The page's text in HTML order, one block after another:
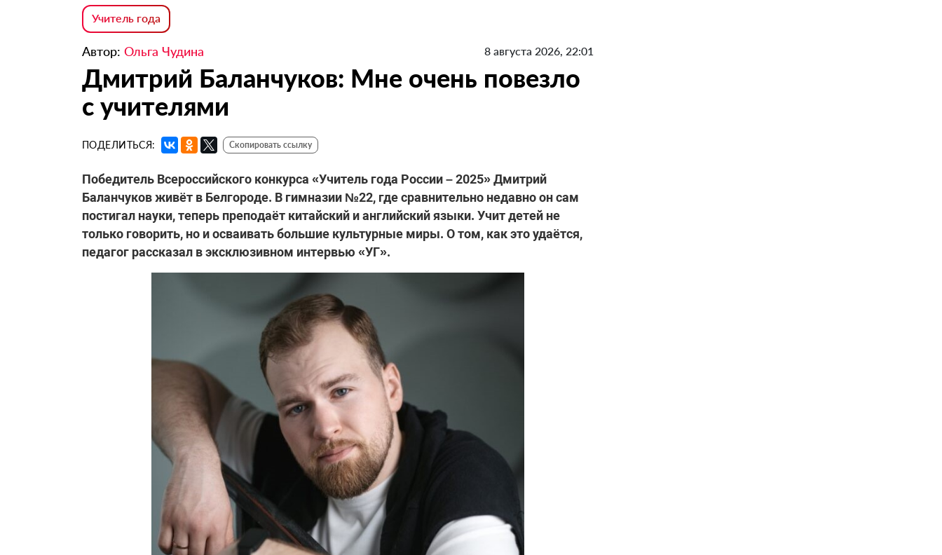
Учитель года
Автор: Ольга Чудина 8 августа 2026, 22:01
Дмитрий Баланчуков: Мне очень повезло
с учителями
ПОДЕЛИТЬСЯ: Скопировать ссылку
Победитель Всероссийского конкурса «Учитель года России – 2025» Дмитрий
Баланчуков живёт в Белгороде. В гимназии №22, где сравнительно недавно он сам
постигал науки, теперь преподаёт китайский и английский языки. Учит детей не
только говорить, но и осваивать большие культурные миры. О том, как это удаётся,
педагог рассказал в эксклюзивном интервью «УГ».